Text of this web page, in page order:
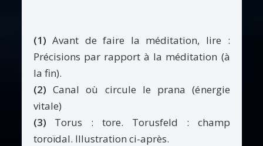
(1) Avant de faire la méditation, lire :
Précisions par rapport à la méditation (à
la fin).
(2) Canal où circule le prana (énergie
vitale)
(3) Torus : tore. Torusfeld : champ
toroïdal. Illustration ci-après.